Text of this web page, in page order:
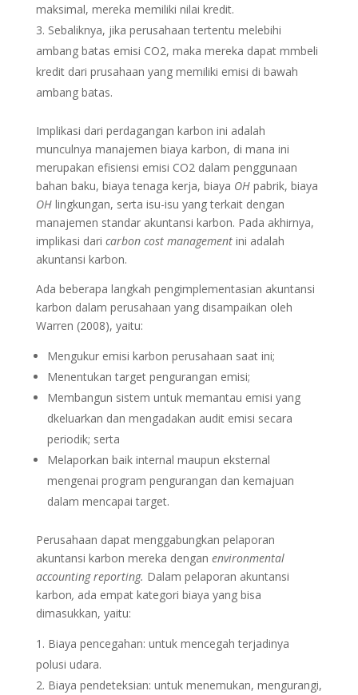
maksimal, mereka memiliki nilai kredit.
Sebaliknya, jika perusahaan tertentu melebihi
ambang batas emisi CO2, maka mereka dapat mmbeli
kredit dari prusahaan yang memiliki emisi di bawah
ambang batas.
Implikasi dari perdagangan karbon ini adalah
munculnya manajemen biaya karbon, di mana ini
merupakan efisiensi emisi CO2 dalam penggunaan
bahan baku, biaya tenaga kerja, biaya OH pabrik, biaya
OH lingkungan, serta isu-isu yang terkait dengan
manajemen standar akuntansi karbon. Pada akhirnya,
implikasi dari carbon cost management ini adalah
akuntansi karbon.
Ada beberapa langkah pengimplementasian akuntansi
karbon dalam perusahaan yang disampaikan oleh
Warren (2008), yaitu:
Mengukur emisi karbon perusahaan saat ini;
Menentukan target pengurangan emisi;
Membangun sistem untuk memantau emisi yang
dkeluarkan dan mengadakan audit emisi secara
periodik; serta
Melaporkan baik internal maupun eksternal
mengenai program pengurangan dan kemajuan
dalam mencapai target.
Perusahaan dapat menggabungkan pelaporan
akuntansi karbon mereka dengan environmental
accounting reporting. Dalam pelaporan akuntansi
karbon, ada empat kategori biaya yang bisa
dimasukkan, yaitu:
Biaya pencegahan: untuk mencegah terjadinya
polusi udara.
Biaya pendeteksian: untuk menemukan, mengurangi,